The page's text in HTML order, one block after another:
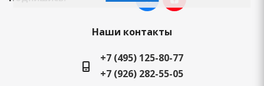
Наши контакты
+7 (495) 125-80-77
+7 (926) 282-55-05